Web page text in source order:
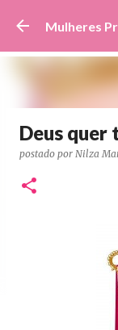
Mulheres
Deus quer
postado por Nilza